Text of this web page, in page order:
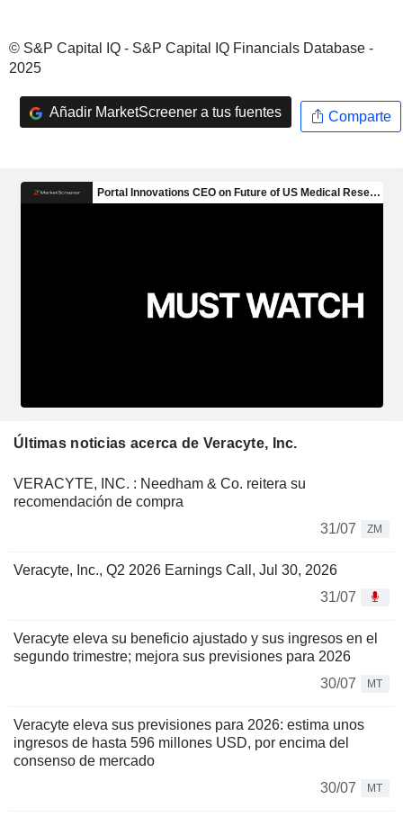
© S&P Capital IQ - S&P Capital IQ Financials Database -
2025
Añadir MarketScreener a tus fuentes Comparte
Últimas noticias acerca de Veracyte, Inc.
VERACYTE, INC. : Needham & Co. reitera su
recomendación de compra
31/07
ZM
Veracyte, Inc., Q2 2026 Earnings Call, Jul 30, 2026
31/07
Veracyte eleva su beneficio ajustado y sus ingresos en el
segundo trimestre; mejora sus previsiones para 2026
30/07
MT
Veracyte eleva sus previsiones para 2026: estima unos
ingresos de hasta 596 millones USD, por encima del
consenso de mercado
30/07
MT